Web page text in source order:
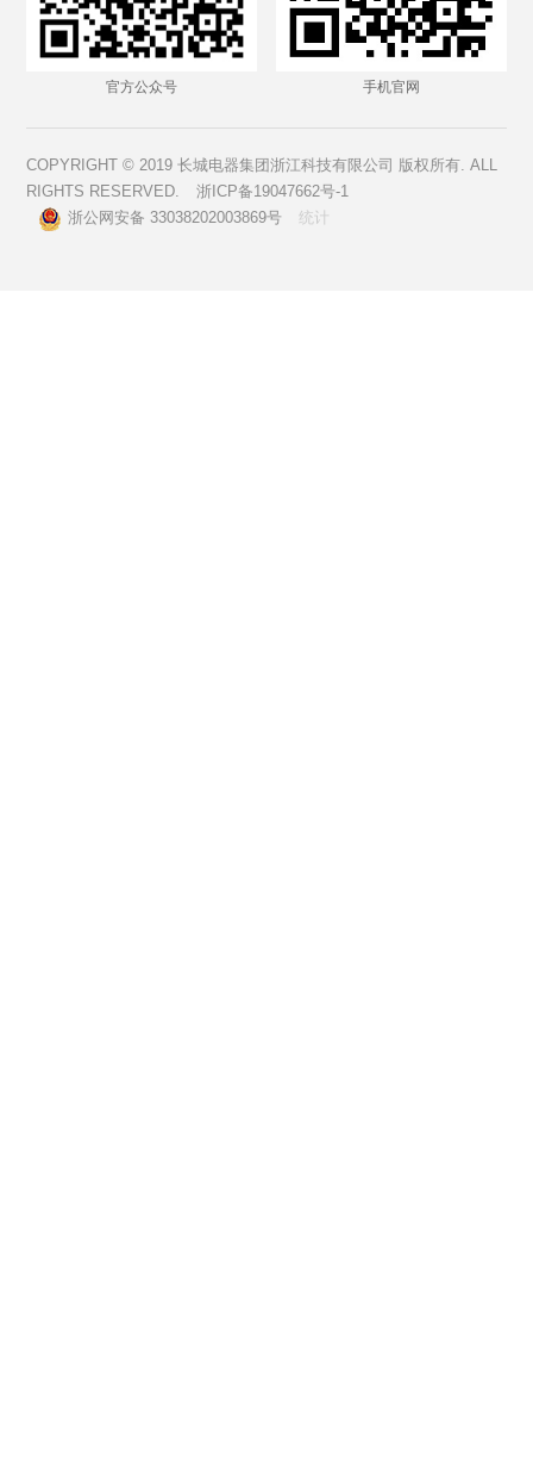
官方公众号 手机官网
COPYRIGHT © 2019 长城电器集团浙江科技有限公司 版权所有. ALL
RIGHTS RESERVED.
浙ICP备19047662号-1
浙公网安备 33038202003869号
统计